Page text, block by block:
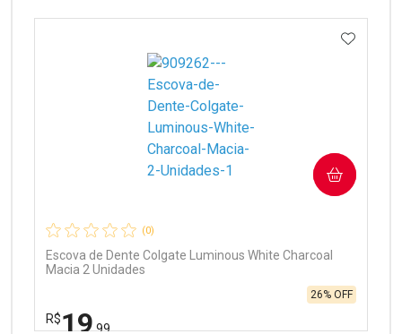
Ativar Desconto
Comprar sem Desconto
Comprar sem Desconto
(0)
Escova de Dente Colgate Luminous White Charcoal
Macia 2 Unidades
R$19,99
26% OFF
COMPRAR